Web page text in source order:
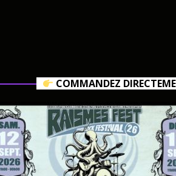
COMMANDEZ